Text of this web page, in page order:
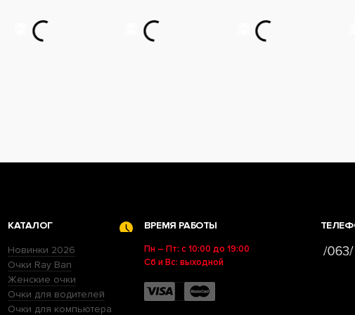
КАТАЛОГ
Новинки 2026
Очки Ray Ban
Женские очки
Очки для водителей
Очки для компьютера
ВРЕМЯ РАБОТЫ
Пн – Пт: с 10:00 до 19:00
Сб и Вс: выходной